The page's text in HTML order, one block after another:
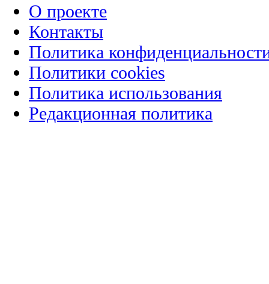
О проекте
Контакты
Политика
Политики cookies
Политика использования
Редакционная политика